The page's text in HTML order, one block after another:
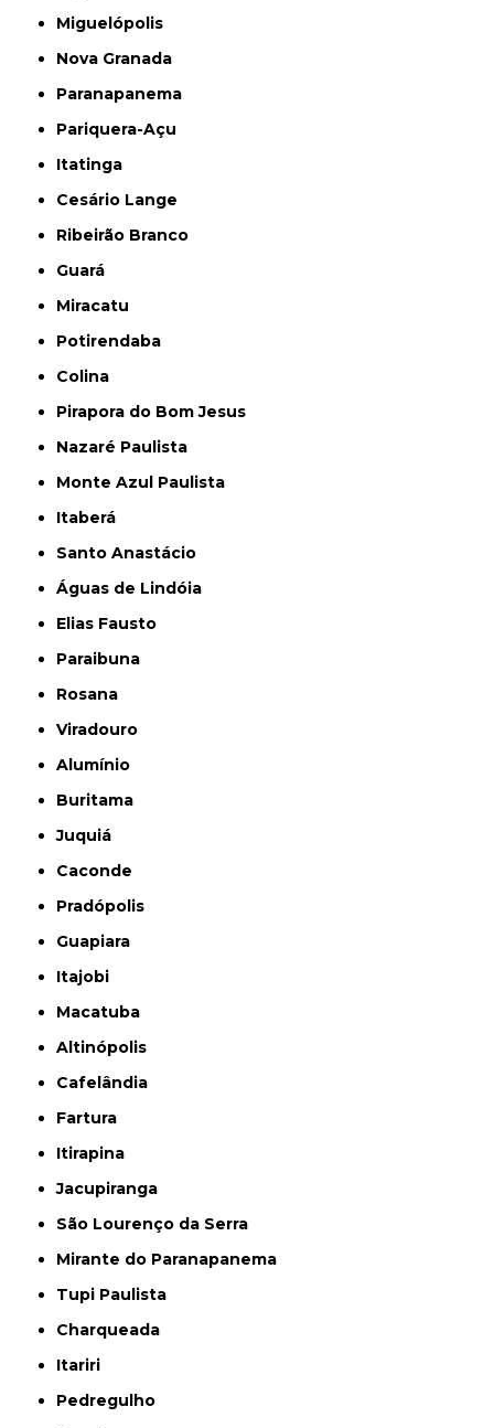
Miguelópolis
Nova Granada
Paranapanema
Pariquera-Açu
Itatinga
Cesário Lange
Ribeirão Branco
Guará
Miracatu
Potirendaba
Colina
Pirapora do Bom Jesus
Nazaré Paulista
Monte Azul Paulista
Itaberá
Santo Anastácio
Águas de Lindóia
Elias Fausto
Paraibuna
Rosana
Viradouro
Alumínio
Buritama
Juquiá
Caconde
Pradópolis
Guapiara
Itajobi
Macatuba
Altinópolis
Cafelândia
Fartura
Itirapina
Jacupiranga
São Lourenço da Serra
Mirante do Paranapanema
Tupi Paulista
Charqueada
Itariri
Pedregulho